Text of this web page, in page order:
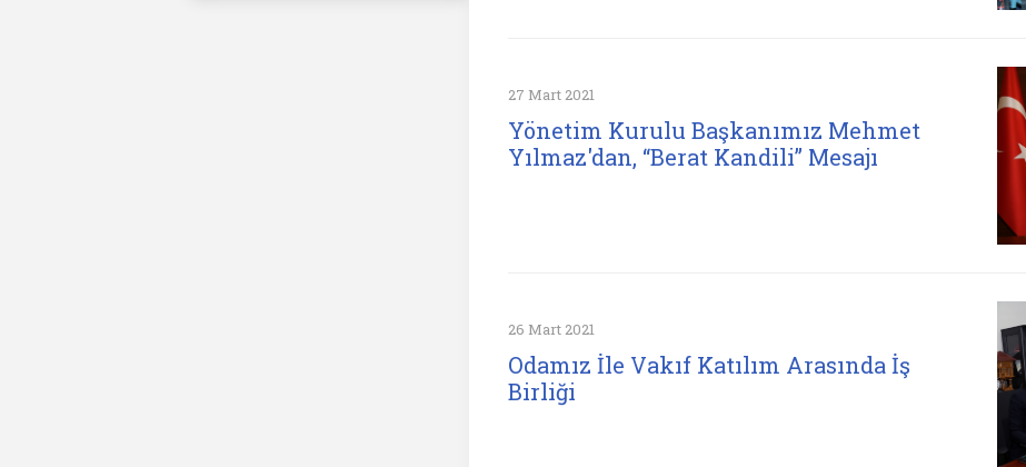
27 Mart 2021
Yönetim Kurulu Başkanımız Mehmet
Yılmaz'dan, “Berat Kandili” Mesajı
26 Mart 2021
Odamız İle Vakıf Katılım Arasında İş
Birliği